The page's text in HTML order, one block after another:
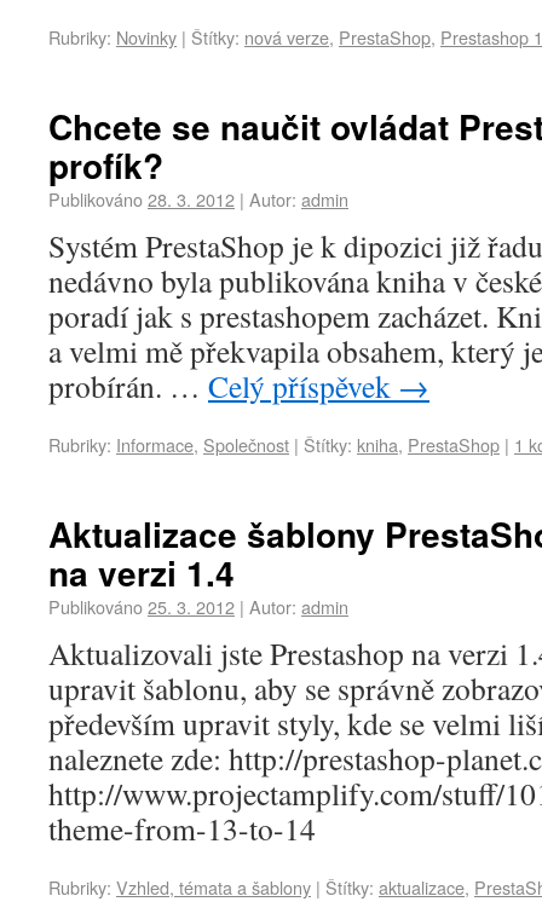
Rubriky: Novinky | Štítky: nová verze, PrestaShop, Prestashop
Chcete se naučit ovládat
profík?
Publikováno28. 3. 2012 | Autor: admin
Systém PrestaShop je k dipozici již
nedávno byla publikována kniha v
poradí jak s prestashopem zacházet.
a velmi mě překvapila obsahem, který
probírán. … Celý příspěvek →
Rubriky: Informace, Společnost | Štítky: kniha, PrestaShop | 1
Aktualizace šablony
na verzi 1.4
Publikováno25. 3. 2012 | Autor: admin
Aktualizovali jste Prestashop na verzi
upravit šablonu, aby se správně
především upravit styly, kde se velmi
naleznete zde: http://prestashop-
http://www.projectamplify.com/stuff/
theme-from-13-to-14
Rubriky: Vzhled, témata a šablony | Štítky: aktualizace,